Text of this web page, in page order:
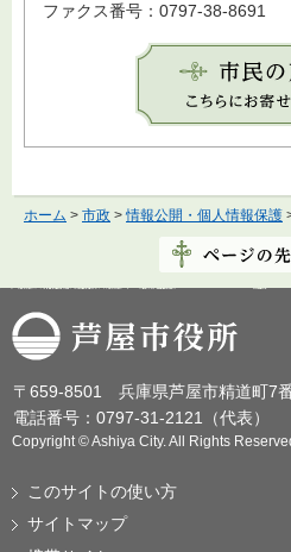
ファクス番号：0797-38-8691
ホーム > 市政 >情報公開・個人情報保護
芦屋市役所
〒659-8501 兵庫県芦屋市精道町7
電話番号：0797-31-2121（代表）
Copyright © Ashiya City. All Rights
このサイトの使い方
サイトマップ